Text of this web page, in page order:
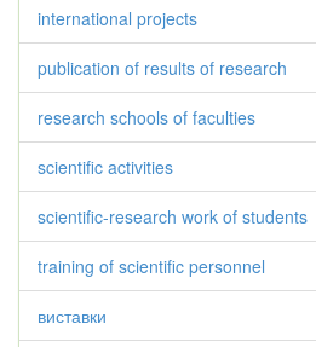
international projects
publication of results of research
research schools of faculties
scientific activities
scientific-research work of students
training of scientific personnel
виставки